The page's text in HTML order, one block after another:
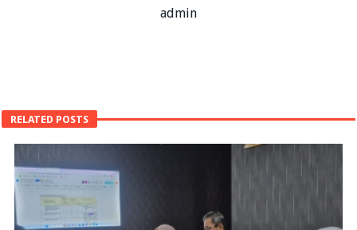
admin
RELATED POSTS